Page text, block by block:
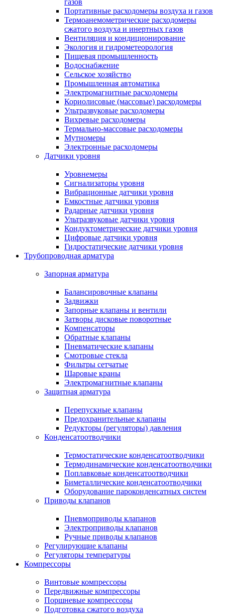
газов
Портативные расходомеры воздуха и газов
Термоанемометрические расходомеры
сжатого воздуха и инертных газов
Вентиляция и кондиционирование
Экология и гидрометеорология
Пищевая промышленность
Водоснабжение
Сельское хозяйство
Промышленная автоматика
Электромагнитные расходомеры
Кориолисовые (массовые) расходомеры
Ультразвуковые расходомеры
Вихревые расходомеры
Термально-массовые расходомеры
Мутномеры
Электронные расходомеры
Датчики уровня
Уровнемеры
Сигнализаторы уровня
Вибрационные датчики уровня
Емкостные датчики уровня
Радарные датчики уровня
Ультразвуковые датчики уровня
Кондуктометрические датчики уровня
Цифровые датчики уровня
Гидростатические датчики уровня
Трубопроводная арматура
Запорная арматура
Балансировочные клапаны
Задвижки
Запорные клапаны и вентили
Затворы дисковые поворотные
Компенсаторы
Обратные клапаны
Пневматические клапаны
Смотровые стекла
Фильтры сетчатые
Шаровые краны
Электромагнитные клапаны
Защитная арматура
Перепускные клапаны
Предохранительные клапаны
Редукторы (регуляторы) давления
Конденсатоотводчики
Термостатические конденсатоотводчики
Термодинамические конденсатоотводчики
Поплавковые конденсатоотводчики
Биметаллические конденсатоотводчики
Оборудование пароконденсатных систем
Приводы клапанов
Пневмоприводы клапанов
Электроприводы клапанов
Ручные приводы клапанов
Регулирующие клапаны
Регуляторы температуры
Компрессоры
Винтовые компрессоры
Передвижные компрессоры
Поршневые компрессоры
Подготовка сжатого воздуха